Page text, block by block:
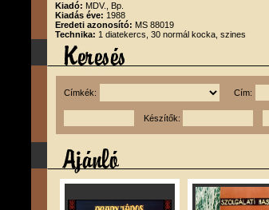
Kiadó: MDV., Bp.
Kiadás éve: 1988
Eredeti azonosító: MS 88019
Technika: 1 diatekercs, 30 normál kocka, szines
Címkék: Cím:
Készítők: